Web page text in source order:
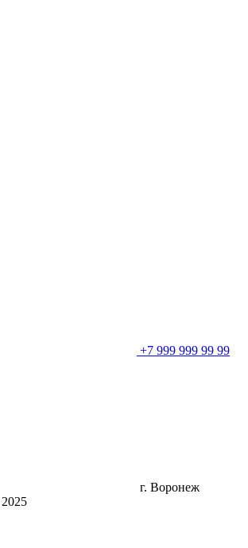
+7 999 999 99 99
г. Воронеж